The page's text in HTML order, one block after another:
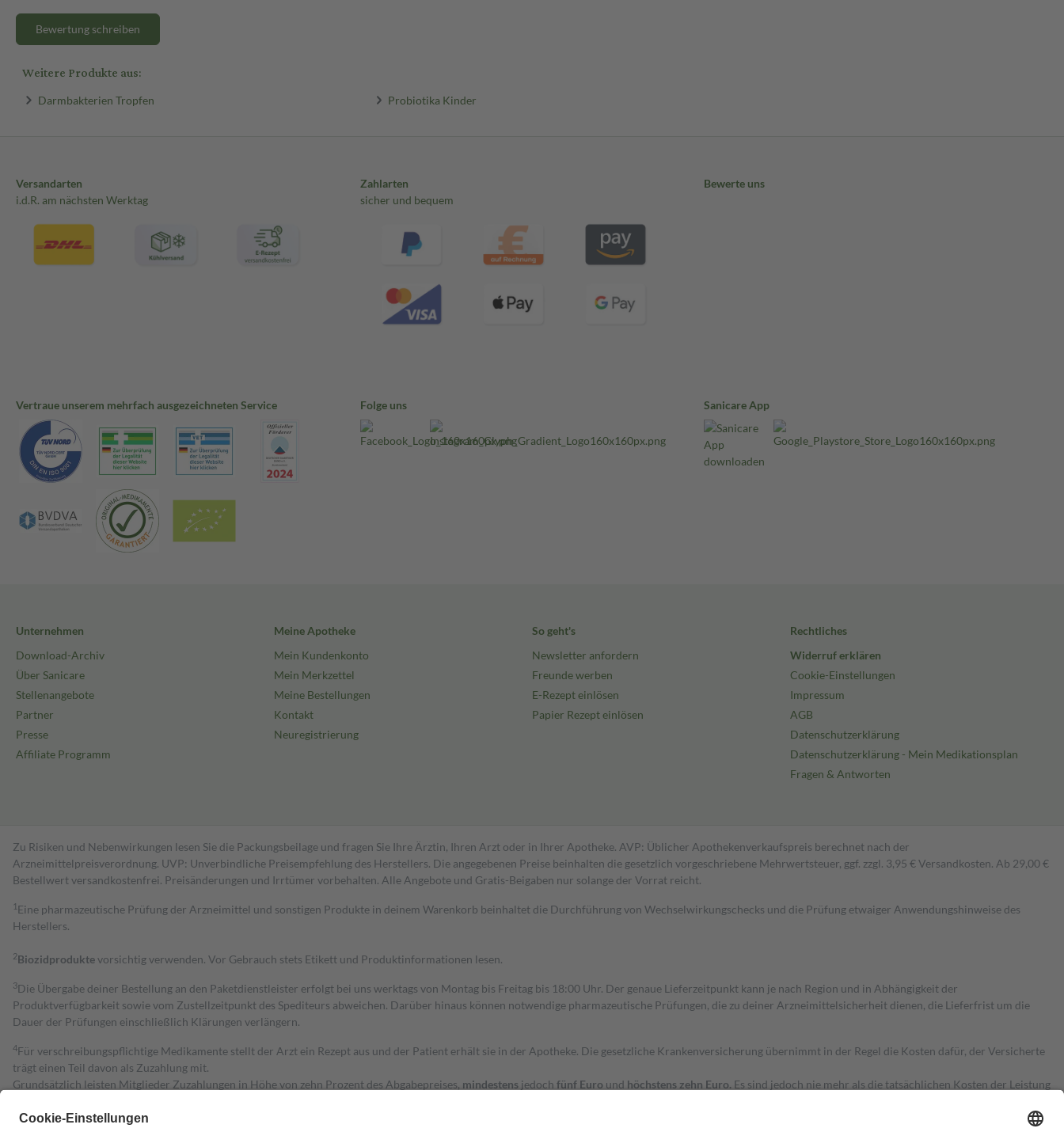
Bewertung schreiben
Weitere Produkte aus:
Darmbakterien Tropfen Probiotika Kinder
Versandarten
i.d.R. am nächsten Werktag
Zahlarten
sicher und bequem
Bewerte uns
Vertraue unserem mehrfach ausgezeichneten Service Folge uns Sanicare App
Unternehmen
Download-Archiv
Über Sanicare
Stellenangebote
Partner
Presse
Affiliate Programm
Meine Apotheke
Mein Kundenkonto
Mein Merkzettel
Meine Bestellungen
Kontakt
Neuregistrierung
So geht's
Newsletter anfordern
Freunde werben
E-Rezept einlösen
Papier Rezept einlösen
Rechtliches
Widerruf erklären
Cookie-Einstellungen
Impressum
AGB
Datenschutzerklärung
Datenschutzerklärung - Mein Medikationsplan
Fragen & Antworten
Zu Risiken und Nebenwirkungen lesen Sie die Packungsbeilage und fragen Sie Ihre Ärztin, Ihren Arzt oder in Ihrer Apotheke. AVP: Üblicher Apothekenverkaufspreis berechnet nach der
Arzneimittelpreisverordnung. UVP: Unverbindliche Preisempfehlung des Herstellers. Die angegebenen Preise beinhalten die gesetzlich vorgeschriebene Mehrwertsteuer, ggf. zzgl. 3,95 € Versandkosten. Ab 29,00 €
Bestell­wert versand­kosten­frei. Preisänderungen und Irrtümer vorbehalten. Alle Angebote und Gratis-Beigaben nur solange der Vorrat reicht.
1 Eine pharmazeutische Prüfung der Arzneimittel und sonstigen Produkte in deinem Warenkorb beinhaltet die Durchführung von Wechselwirkungschecks und die Prüfung etwaiger Anwendungshinweise des
Herstellers.
2Biozidproduktevorsichtig verwenden. Vor Gebrauch stets Etikett und Produktinformationen lesen.
3Die Übergabe deiner Bestellung an den Paketdienstleister erfolgt bei uns werktags von Montag bis Freitag bis 18:00 Uhr. Der genaue Lieferzeitpunkt kann je nach Region und in Abhängigkeit der
Produktverfügbarkeit sowie vom Zustellzeitpunkt des Spediteurs abweichen. Darüber hinaus können notwendige pharmazeutische Prüfungen, die zu deiner Arzneimittelsicherheit dienen, die Lieferfrist um die
Dauer der Prüfungen einschließlich Klärungen verlängern.
4Für verschreibungspflichtige Medikamente stellt der Arzt ein Rezept aus und der Patient erhält sie in der Apotheke. Die gesetzliche Krankenversicherung übernimmt in der Regel die Kosten dafür, der Versicherte
trägt einen Teil davon als Zuzahlung mit.
Grundsätzlich leisten Mitglieder Zuzahlungen in Höhe von zehn Prozent des Abgabepreises, mindestens jedoch fünf Euro und höchstens zehn Euro. Es sind jedoch nie mehr als die tatsächlichen Kosten der Leistung
Diese Regeln gelten grundsätzlich auch für Online-Apotheken.